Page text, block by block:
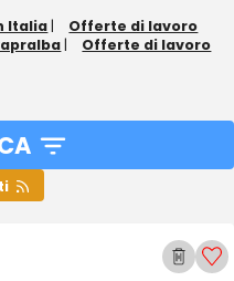
Italia |
Offerte di lavoro
|
Offerte di lavoro